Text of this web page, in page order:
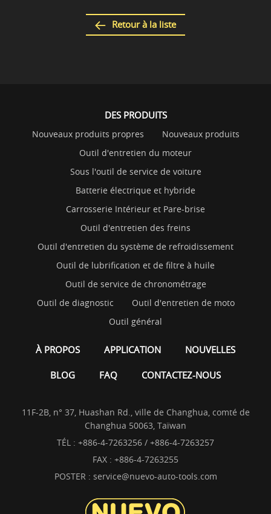
Retour à la liste
DES PRODUITS
Nouveaux produits propres
Nouveaux produits
Outil d'entretien du moteur
Sous l'outil de service de voiture
Batterie électrique et hybride
Carrosserie Intérieur et Pare-brise
Outil d'entretien des freins
Outil d'entretien du système de refroidissement
Outil de lubrification et de filtre à huile
Outil de service de chronométrage
Outil de diagnostic
Outil d'entretien de moto
Outil général
À PROPOS APPLICATION NOUVELLES
BLOG FAQ CONTACTEZ-NOUS
11F-2B, n° 37, Huashan Rd., ville de Changhua, comté de
Changhua 50063, Taïwan
TÉL : +886-4-7263256 / +886-4-7263257
FAX : +886-4-7263255
POSTER : service@nuevo-auto-tools.com